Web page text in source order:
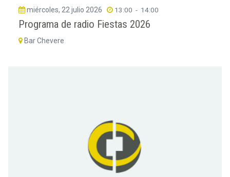
miércoles, 22 julio 2026 13:00 - 14:00
Programa de radio Fiestas 2026
Bar Chevere